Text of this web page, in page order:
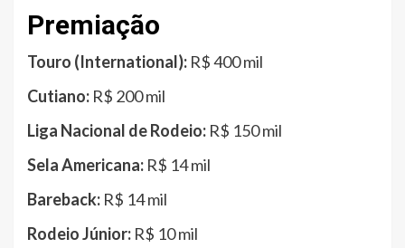
Premiação
Touro (International): R$ 400 mil
Cutiano: R$ 200 mil
Liga Nacional de Rodeio: R$ 150 mil
Sela Americana: R$ 14 mil
Bareback: R$ 14 mil
Rodeio Júnior: R$ 10 mil